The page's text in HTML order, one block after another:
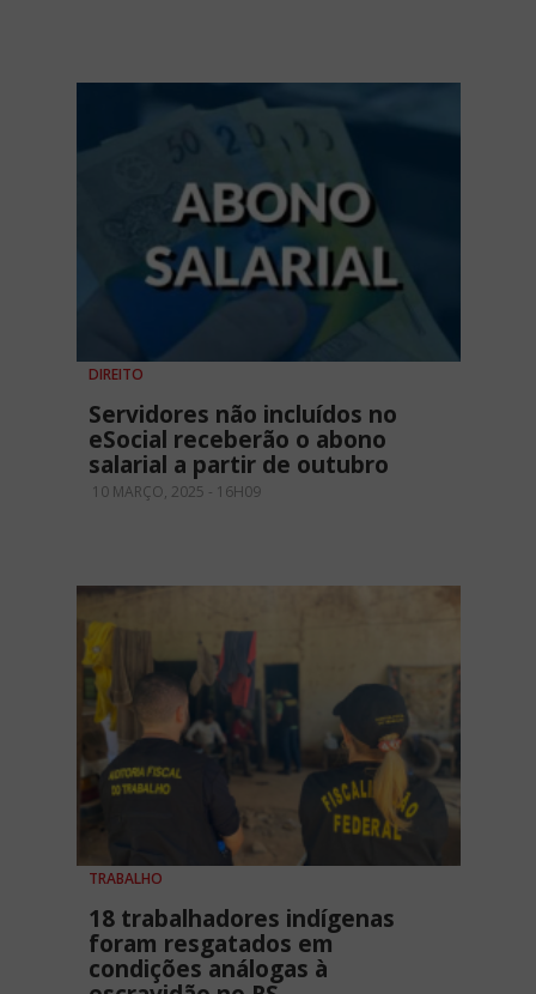
DIREITO
Servidores não incluídos no
eSocial receberão o abono
salarial a partir de outubro
10 MARÇO, 2025 - 16H09
TRABALHO
18 trabalhadores indígenas
foram resgatados em
condições análogas à